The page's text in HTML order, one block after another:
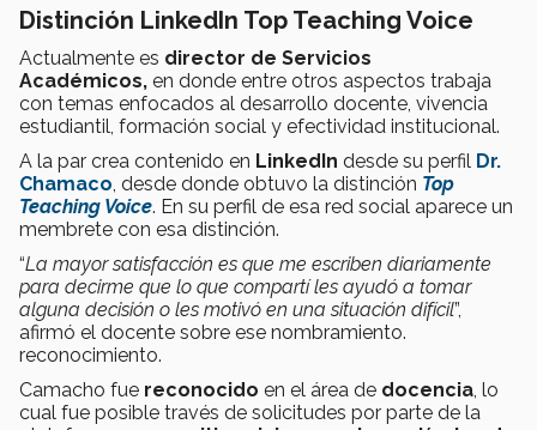
Distinción LinkedIn Top Teaching Voice
Actualmente es director de Servicios
Académicos, en donde entre otros aspectos trabaja
con temas enfocados al desarrollo docente, vivencia
estudiantil, formación social y efectividad institucional.
A la par crea contenido en LinkedIn desde su perfil Dr.
Chamaco , desde donde obtuvo la distinción Top
Teaching Voice. En su perfil de esa red social aparece un
membrete con esa distinción.
“La mayor satisfacción es que me escriben diariamente
para decirme que lo que compartí les ayudó a tomar
alguna decisión o les motivó en una situación difícil”,
afirmó el docente sobre ese nombramiento.
reconocimiento.
Camacho fue reconocido en el área de docencia , lo
cual fue posible través de solicitudes por parte de la